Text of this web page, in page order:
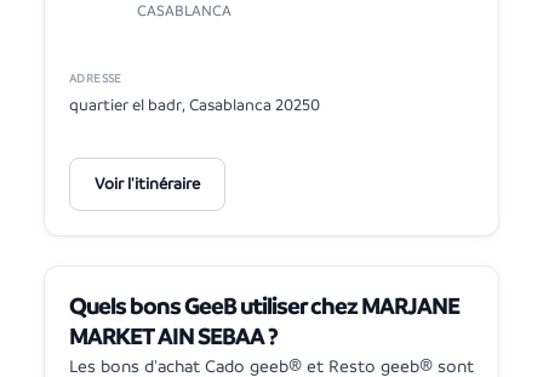
CASABLANCA
ADRESSE
quartier el badr, Casablanca 20250
Voir l'itinéraire
Quels bons GeeB utiliser chez MARJANE
MARKET AIN SEBAA ?
Les bons d'achat Cado geeb® et Resto geeb® sont